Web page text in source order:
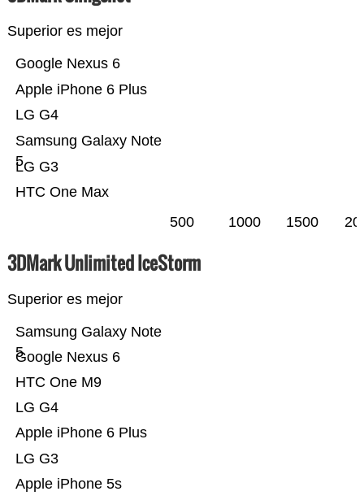
Superior es mejor
HTC One Max
LG G3
Samsung Galaxy Note
5
LG G4
Apple iPhone 6 Plus
Google Nexus 6
500 1000 1500
3DMark Unlimited IceStorm
Superior es mejor
Apple iPhone 5s
LG G3
Apple iPhone 6 Plus
LG G4
HTC One M9
Google Nexus 6
Samsung Galaxy Note
5